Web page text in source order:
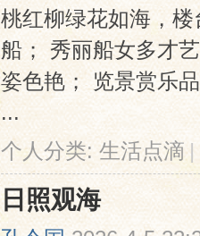
桃红柳绿花如海，
船； 秀丽船女多才
姿色艳； 览景赏乐
...
个人分类:生活点滴 |
日照观海